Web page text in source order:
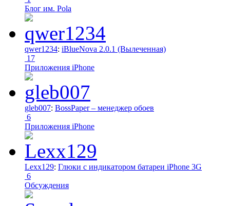
Блог им. Pola
qwer1234: iBlueNova 2.0.1 (Вылеченная)
17
Приложения iPhone
gleb007: BossPaper – менеджер обоев
6
Приложения iPhone
Lexx129: Глюки с индикатором батареи iPhone 3G
6
Обсуждения